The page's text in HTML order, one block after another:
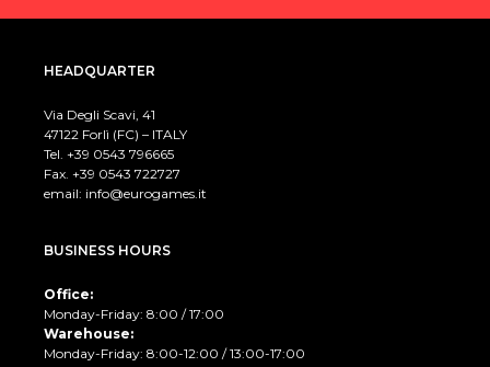
HEADQUARTER
Via Degli Scavi, 41
47122 Forlì (FC) – ITALY
Tel. +39 0543 796665
Fax. +39 0543 722727
email: info@eurogames.it
BUSINESS HOURS
Office:
Monday-Friday: 8:00 / 17:00
Warehouse:
Monday-Friday: 8:00-12:00 / 13:00-17:00